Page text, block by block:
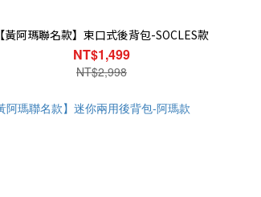
【黃阿瑪聯名款】束口式後背包-SOCLES款
NT$1,499
NT$2,998